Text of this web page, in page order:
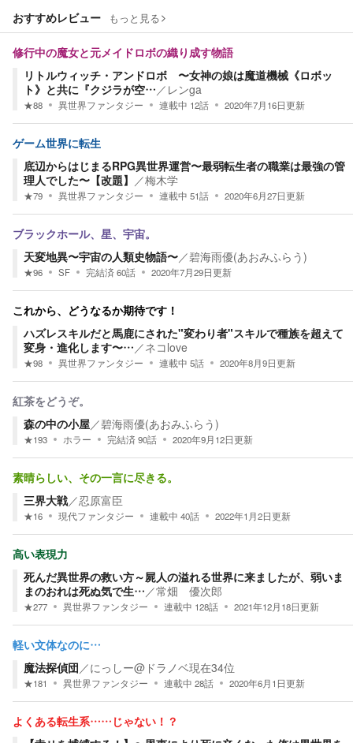
おすすめレビュー もっと見る
修行中の魔女と元メイドロボの織り成す物語
リトルウィッチ・アンドロボ 〜女神の娘は魔道機械《ロボッ
ト》と共に『クジラが空…／ レンga
★88 異世界ファンタジー 連載中 12話 2020年7月16日更新
ゲーム世界に転生
底辺からはじまるRPG異世界運営〜最弱転生者の職業は最強の管
理人でした〜【改題】 ／梅木学
★79 異世界ファンタジー 連載中 51話 2020年6月27日更新
ブラックホール、星、宇宙。
天変地異〜宇宙の人類史物語〜／碧海雨優(あおみふらう)
★96 SF 完結済60話 2020年7月29日更新
これから、どうなるか期待です！
ハズレスキルだと馬鹿にされた"変わり者"スキルで種族を超えて
変身・進化します〜…／ネコlove
★98 異世界ファンタジー 連載中 5話 2020年8月9日更新
紅茶をどうぞ。
森の中の小屋／碧海雨優(あおみふらう)
★193 ホラー 完結済90話 2020年9月12日更新
素晴らしい、その一言に尽きる。
三界大戦／忍原富臣
★16 現代ファンタジー 連載中 40話 2022年1月2日更新
高い表現力
死んだ異世界の救い方～屍人の溢れる世界に来ましたが、弱いま
まのおれは死ぬ気で生…／常畑 優次郎
★277 異世界ファンタジー 連載中 128話 2021年12月18日更新
軽い文体なのに…
魔法探偵団／にっしー@ドラノベ現在34位
★181 異世界ファンタジー 連載中 28話 2020年6月1日更新
よくある転生系……じゃない！？